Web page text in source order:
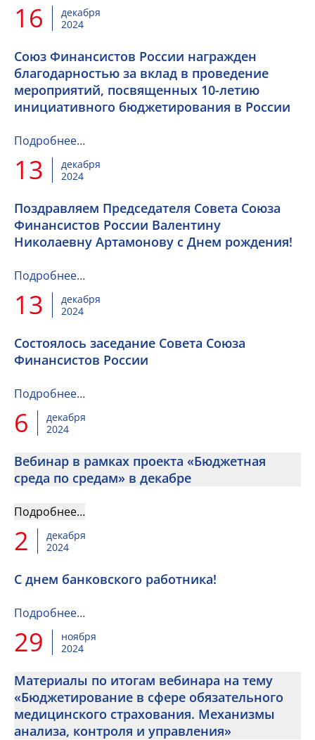
16
декабря
2024
Союз Финансистов России награжден
благодарностью за вклад в проведение
мероприятий, посвященных 10-летию
инициативного бюджетирования в России
Подробнее…
13
декабря
2024
Поздравляем Председателя Совета Союза
Финансистов России Валентину
Николаевну Артамонову с Днем рождения!
Подробнее…
13
декабря
2024
Состоялось заседание Совета Союза
Финансистов России
Подробнее…
6
декабря
2024
Вебинар в рамках проекта «Бюджетная
среда по средам» в декабре
Подробнее…
2
декабря
2024
С днем банковского работника!
Подробнее…
29
ноября
2024
Материалы по итогам вебинара на тему
«Бюджетирование в сфере обязательного
медицинского страхования. Механизмы
анализа, контроля и управления»